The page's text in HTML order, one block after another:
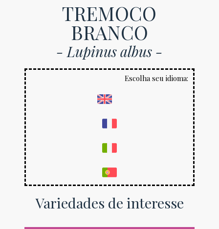
TREMOCO
BRANCO
- Lupinus albus -
Escolha seu idioma:
Variedades de interesse